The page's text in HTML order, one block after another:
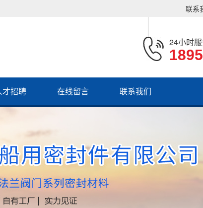
联系
24小时
才招聘 在线留言 联系我们